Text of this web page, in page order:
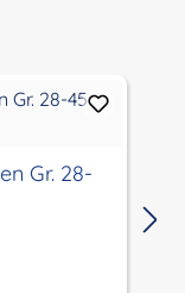
Gr. 28-